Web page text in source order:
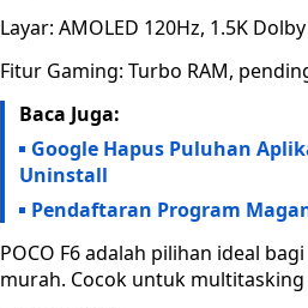
Layar: AMOLED 120Hz, 1.5K
Fitur Gaming: Turbo RAM,
Baca Juga:
Google Hapus Puluhan
Uninstall
Pendaftaran Program
POCO F6 adalah pilihan ideal
murah. Cocok untuk